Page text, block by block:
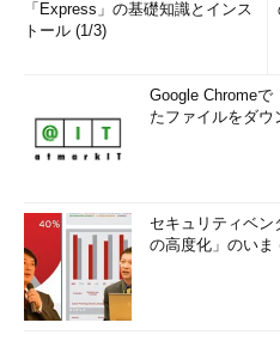
「Express」の基礎知識とインス
トール (1/3)
Google Chromeで
たファイルをダウ
セキュリティベ
の高度化」のいま